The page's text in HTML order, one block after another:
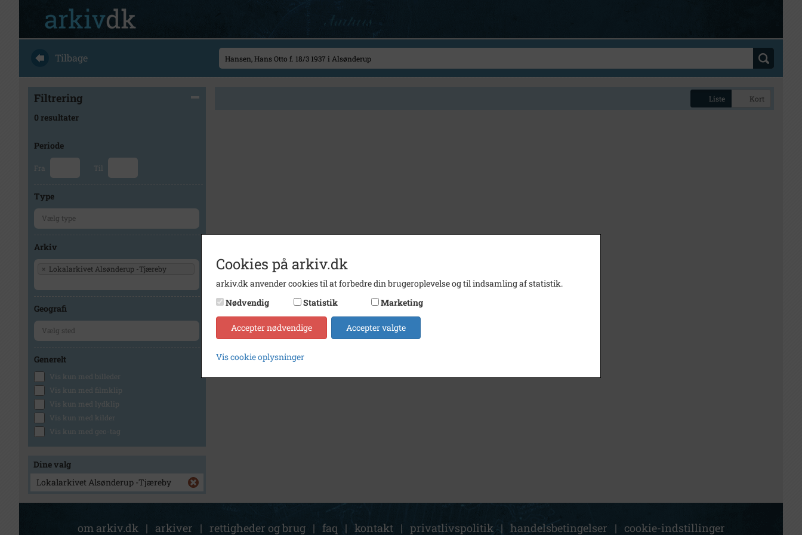
Tilbage
Filtrering
0 resultater
Periode
Fra Til
Type
Arkiv
× Lokalarkivet Alsønderup -Tjæreby
Geografi
Generelt
Vis kun med billeder
Vis kun med filmklip
Vis kun med lydklip
Vis kun med kilder
Vis kun med geo-tag
Dine valg
Lokalarkivet Alsønderup -Tjæreby
Liste Kort
om arkiv.dk | arkiver | rettigheder og brug | faq | kontakt | privatlivspolitik | handelsbetingelser | cookie-indstillinger
Cookies på arkiv.dk
arkiv.dk anvender cookies til at forbedre din brugeroplevelse og til indsamling af statistik.
Nødvendig
Statistik Marketing
Accepter nødvendige Accepter valgte
Vis cookie oplysninger